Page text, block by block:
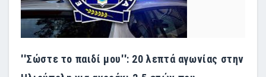
''Σώστε το παιδί μου'': 20 λεπτά αγωνίας στην